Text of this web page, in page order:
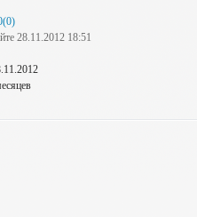
28.11.2012 18:51